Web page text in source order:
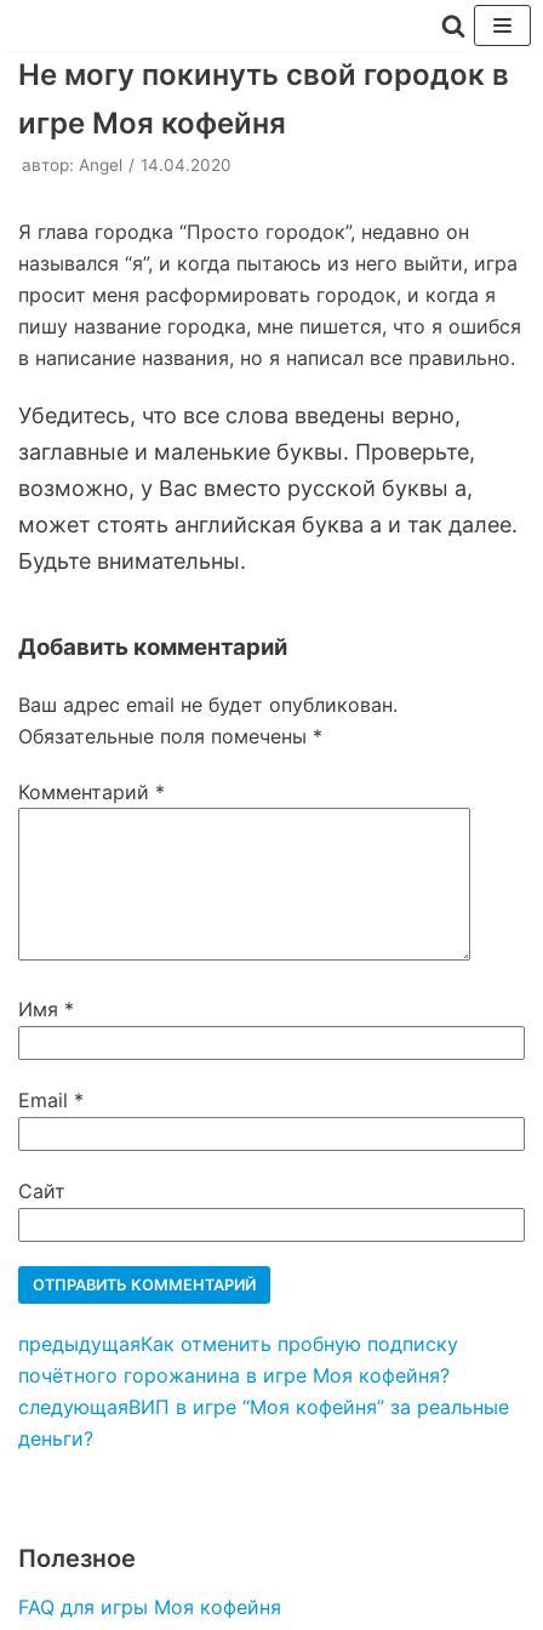
Перейти
содержимому
Не могу покинуть свой городок в
игре Моя кофейня
автор: Angel 14.04.2020
Я глава городка “Просто городок”, недавно он
назывался “я”, и когда пытаюсь из него выйти, игра
просит меня расформировать городок, и когда я
пишу название городка, мне пишется, что я ошибся
в написание названия, но я написал все правильно.
Убедитесь, что все слова введены верно,
заглавные и маленькие буквы. Проверьте,
возможно, у Вас вместо русской буквы а,
может стоять английская буква а и так далее.
Будьте внимательны.
Добавить комментарий
Ваш адрес email не будет опубликован.
Обязательные поля помечены *
Комментарий *
Имя *
Email *
Сайт
предыдущаяКак отменить пробную подписку
почётного горожанина в игре Моя кофейня?
следующаяВИП в игре “Моя кофейня” за реальные
деньги?
Полезное
FAQ для игры Моя кофейня